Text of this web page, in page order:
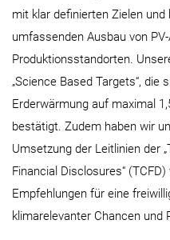
mit klar definierten Zielen
umfassenden Ausbau von
Produktionsstandorten.
„Science Based Targets“, die
Erderwärmung auf maximal
bestätigt. Zudem haben wir
Umsetzung der Leitlinien der
Financial Disclosures“
Empfehlungen für eine
klimarelevanter Chancen und